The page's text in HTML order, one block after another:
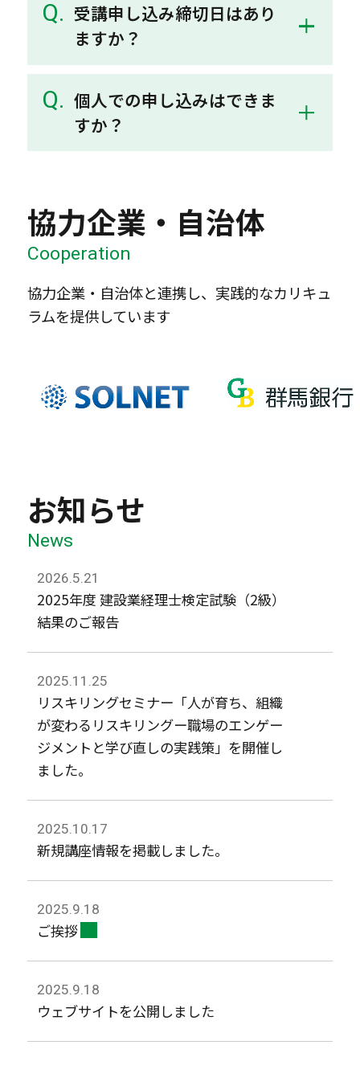
受講申し込み締切日はあり
ますか？
個人での申し込みはできま
すか？
協力企業・自治体
Cooperation
協力企業・自治体と連携し、実践的なカリキュ
ラムを提供しています
お知らせ
News
2026.5.21
2025年度 建設業経理士検定試験（2級）
結果のご報告
2025.11.25
リスキリングセミナー「人が育ち、組織
が変わるリスキリングー職場のエンゲー
ジメントと学び直しの実践策」を開催し
ました。
2025.10.17
新規講座情報を掲載しました。
2025.9.18
ご挨拶
2025.9.18
ウェブサイトを公開しました